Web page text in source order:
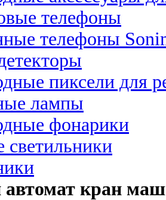
телефоны
телефоны
пиксели для
лампы
фонарики
светильники
автомат кран